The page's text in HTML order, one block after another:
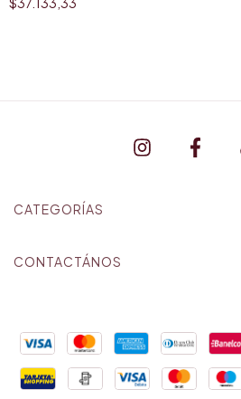
CATEGORÍAS
CONTACTÁNOS